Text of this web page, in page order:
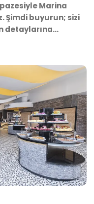
Marina
Şimdi buyurun; sizi
detaylarına…